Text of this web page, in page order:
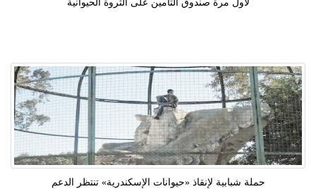
لأول مرة صندوق التأمين على الثروة الحيوانية
حملة شبابية لإنقاذ «حيوانات الإسكندرية» تنتظر الدعم